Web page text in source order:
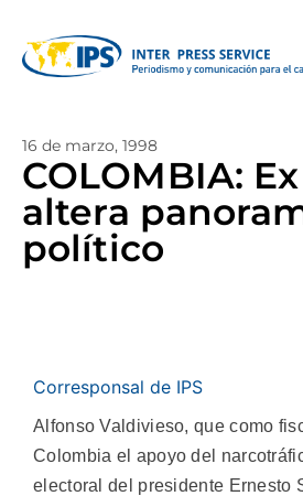
16 de marzo, 1998
COLOMBIA:
altera
político
Corresponsal de IPS
Alfonso Valdivieso, que como
Colombia el apoyo del
electoral del presidente Ernesto